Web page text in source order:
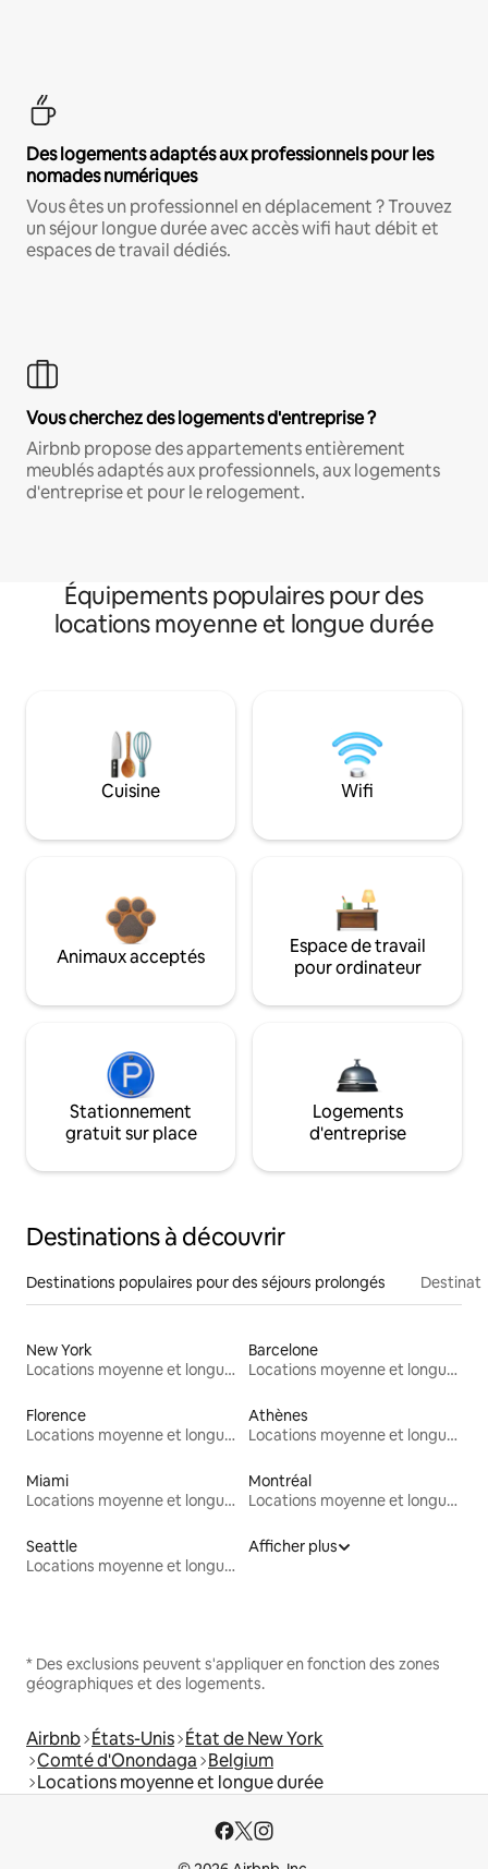
Des logements adaptés aux professionnels pour les
nomades numériques
Vous êtes un professionnel en déplacement ? Trouvez
un séjour longue durée avec accès wifi haut débit et
espaces de travail dédiés.
Vous cherchez des logements d'entreprise ?
Airbnb propose des appartements entièrement
meublés adaptés aux professionnels, aux logements
d'entreprise et pour le relogement.
Équipements populaires pour des
locations moyenne et longue durée
Cuisine Wifi
Animaux acceptés
Espace de travail
pour ordinateur
Stationnement
gratuit sur place
Logements
d'entreprise
Destinations à découvrir
Destinations populaires pour des séjours prolongés
New York
Locations moyenne et longue durée
Barcelone
Locations moyenne et longue durée
Florence
Locations moyenne et longue durée
Athènes
Locations moyenne et longue durée
Miami
Locations moyenne et longue durée
Montréal
Locations moyenne et longue durée
Seattle
Locations moyenne et longue durée
Afficher plus
* Des exclusions peuvent s'appliquer en fonction des zones
géographiques et des logements.
Airbnb États-Unis État de New York
Comté d'Onondaga Belgium
Locations moyenne et longue durée